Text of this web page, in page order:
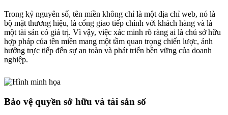
Trong kỷ nguyên số, tên miền không chỉ là một địa chỉ web, nó là
bộ mặt thương hiệu, là cổng giao tiếp chính với khách hàng và là
một tài sản có giá trị. Vì vậy, việc xác minh rõ ràng ai là chủ sở hữu
hợp pháp của tên miền mang một tầm quan trọng chiến lược, ảnh
hưởng trực tiếp đến sự an toàn và phát triển bền vững của doanh
nghiệp.
Bảo vệ quyền sở hữu và tài sản số